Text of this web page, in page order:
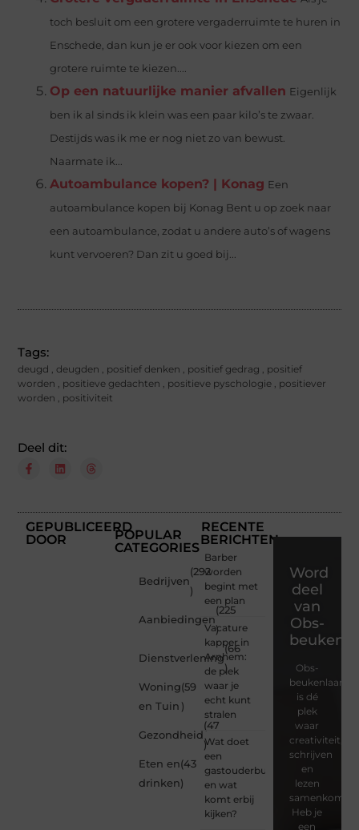
toch besluit om een grotere vergaderruimte te huren in
Enschede, dan kun je er ook voor kiezen om een
grotere ruimte te kiezen....
Op een natuurlijke manier afvallen Eigenlijk
ben ik al sinds ik klein was een paar kilo’s te zwaar.
Destijds was ik me er nog niet zo van bewust.
Naarmate ik...
Autoambulance kopen? | Konag Een
autoambulance kopen bij Konag Bent u op zoek naar
een autoambulance, zodat u andere auto’s of wagens
kunt vervoeren? Dan zit u goed bij...
Tags:
deugd deugden positief denken positief gedrag
positief
worden
positieve gedachten positieve pyschologie
positiever
worden
positiviteit
Deel dit:
GEPUBLICEERD
DOOR
POPULAR
CATEGORIES
Bedrijven
(292
)
Aanbiedingen
(225
)
Dienstverlening
(66
)
Woning
en Tuin
(59
)
Gezondheid
(47
)
Eten en
drinken
(43
)
RECENTE
BERICHTEN
Barber
worden
begint met
een plan
Vacature
kapper in
Arnhem:
de plek
waar je
echt kunt
stralen
Wat doet
een
gastouderbureau
en wat
komt erbij
kijken?
Word
deel
van
Obs-
Obs-
beukenlaan.nl
is dé
plek
waar
creativiteit,
schrijven
en
lezen
samenkomen.
Heb je
een